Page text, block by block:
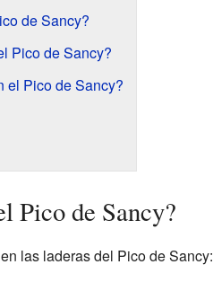
de Sancy?
Pico de Sancy?
el Pico de Sancy?
Pico de Sancy?
las laderas del Pico de Sancy: